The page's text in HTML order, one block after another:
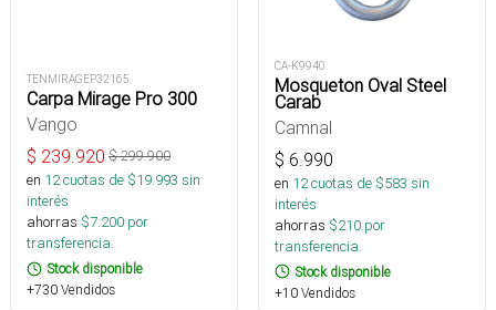
TENMIRAGEP32165
Carpa Mirage Pro 300
Vango
$ 239.920 $299.900
en 12cuotas de $19.993 sin
interés
ahorras $7.200 por
transferencia.
Stock disponible
+730 Vendidos
CA-K9940
Mosqueton Oval Steel
Carab
Camnal
$ 6.990
en 12cuotas de $583 sin
interés
ahorras $210 por
transferencia.
Stock disponible
+10 Vendidos